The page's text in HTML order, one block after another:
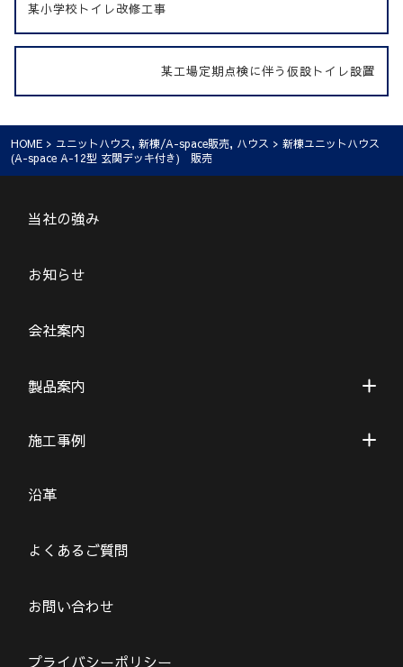
某小学校トイレ改修工事
某工場定期点検に伴う仮設トイレ設置
HOME > ユニットハウス, 新棟/A-space販売, ハウス > 新棟ユニットハウス
(A-space A-12型 玄関デッキ付き) 販売
当社の強み
お知らせ
会社案内
製品案内
施工事例
沿革
よくあるご質問
お問い合わせ
プライバシーポリシー